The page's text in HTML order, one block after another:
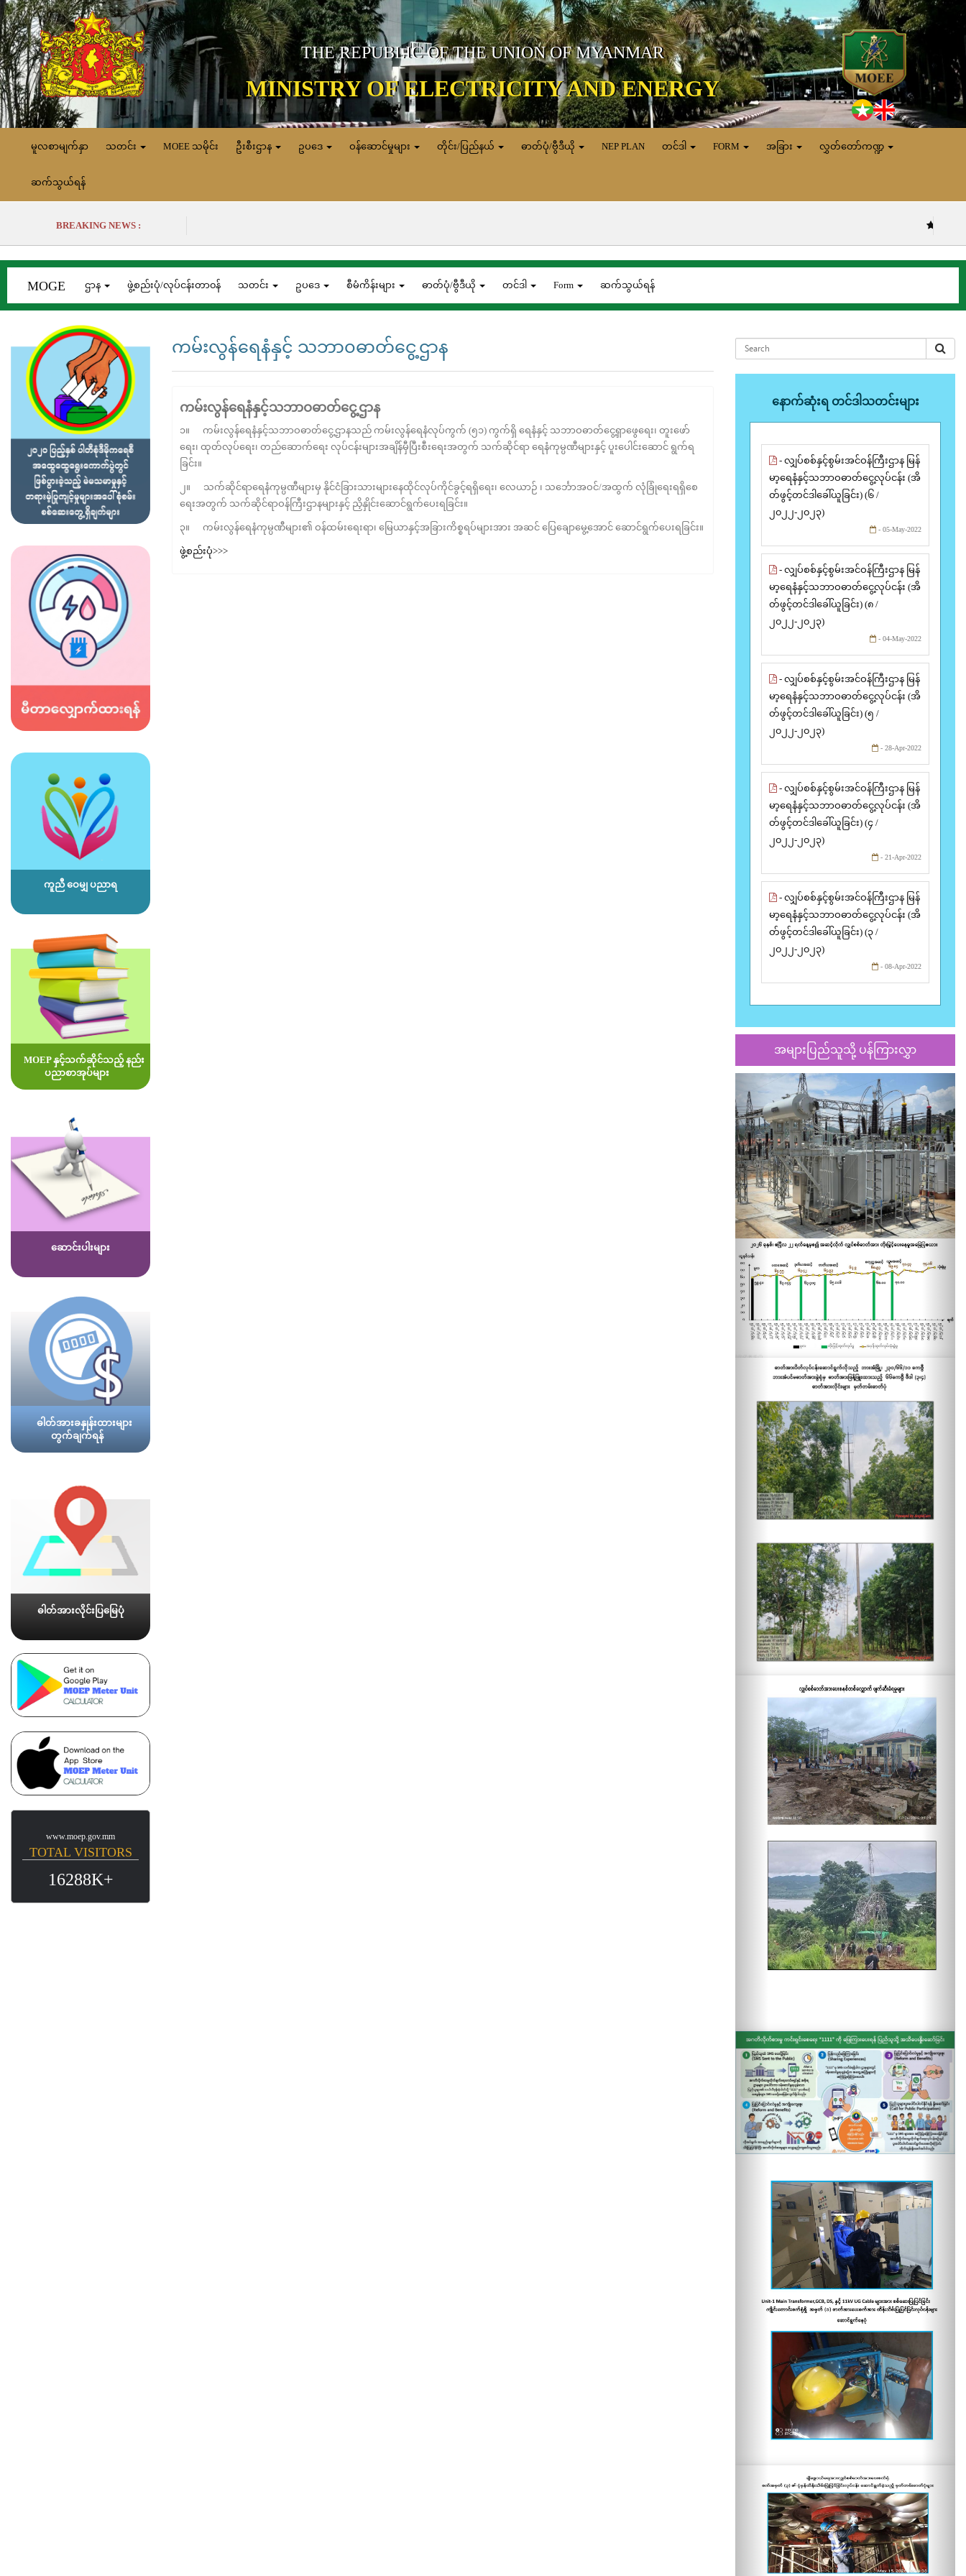
THE REPUBLIC OF THE UNION OF MYANMAR
MINISTRY OF ELECTRICITY AND ENERGY
မူလစာမျက်နှာ သတင်း MOEE သမိုင်း ဦးစီးဌာန ဥပဒေ ဝန်ဆောင်မှုများ တိုင်း/ပြည်နယ် ဓာတ်ပုံ/ဗွီဒီယို NEP PLAN တင်ဒါ FORM အခြား လွှတ်တော်ကဏ္ဍ
ဆက်သွယ်ရန်
BREAKING NEWS : (၅.၈.၂၀၂၆)
MOGE ဌာန ဖွဲ့စည်းပုံ/လုပ်ငန်းတာ၀န် သတင်း ဥပဒေ စီမံကိန်းများ ဓာတ်ပုံ/ဗွီဒီယို တင်ဒါ Form ဆက်သွယ်ရန်
ကူညီ ဝေမျှ ပညာရ
MOEP နှင့်သက်ဆိုင်သည့် နည်း
ပညာစာအုပ်များ
ဆောင်းပါးများ
ဓါတ်အားခနှုန်းထားများ
တွက်ချက်ရန်
ဓါတ်အားလိုင်းပြမြေပုံ
www.moep.gov.mm
TOTAL VISITORS
16288K+
ကမ်းလွန်ရေနံနှင့် သဘာ၀ဓာတ်ငွေ့ဌာန
ကမ်းလွန်ရေနံနှင့်သဘာဝဓာတ်ငွေ့ဌာန
၁။ ကမ်းလွန်ရေနံနှင့်သဘာဝဓာတ်ငွေ့ဌာနသည် ကမ်းလွန်ရေနံလုပ်ကွက် (၅၁) ကွက်ရှိ ရေနံနှင့် သဘာဝဓာတ်ငွေ့ရှာဖွေရေး၊ တူးဖော်
ရေး၊ ထုတ်လုပ်ရေး၊ တည်ဆောက်ရေး လုပ်ငန်းများအချိန်မှီပြီးစီးရေးအတွက် သက်ဆိုင်ရာ ရေနံကုမ္ပဏီများနှင့် ပူးပေါင်းဆောင် ရွက်ရ
ခြင်း။
၂။ သက်ဆိုင်ရာရေနံကုမ္ပဏီများမှ နိုင်ငံခြားသားများနေထိုင်လုပ်ကိုင်ခွင့်ရရှိရေး၊ လေယာဉ် ၊ သင်္ဘောအဝင်/အထွက် လုံခြုံရေးရရှိစေ
ရေးအတွက် သက်ဆိုင်ရာဝန်ကြီးဌာနများနှင့် ညှိနှိုင်းဆောင်ရွက်ပေးရခြင်း။
၃။ ကမ်းလွန်ရေနံကုမ္ပဏီများ၏ ဝန်ထမ်းရေးရာ၊ မြေယာနှင့်အခြားကိစ္စရပ်များအား အဆင် ပြေချောမွေ့အောင် ဆောင်ရွက်ပေးရခြင်း။
ဖွဲ့စည်းပုံ>>>
နောက်ဆုံးရ တင်ဒါသတင်းများ
- လျှပ်စစ်နှင့်စွမ်းအင်ဝန်ကြီးဌာန မြန်
မာ့ရေနံနှင့်သဘာဝဓာတ်ငွေ့လုပ်ငန်း (အိ
တ်ဖွင့်တင်ဒါခေါ်ယူခြင်း) (၆ /
၂၀၂၂-၂၀၂၃)
- 05-May-2022
- လျှပ်စစ်နှင့်စွမ်းအင်ဝန်ကြီးဌာန မြန်
မာ့ရေနံနှင့်သဘာဝဓာတ်ငွေ့လုပ်ငန်း (အိ
တ်ဖွင့်တင်ဒါခေါ်ယူခြင်း) (၈ /
၂၀၂၂-၂၀၂၃)
- 04-May-2022
- လျှပ်စစ်နှင့်စွမ်းအင်ဝန်ကြီးဌာန မြန်
မာ့ရေနံနှင့်သဘာဝဓာတ်ငွေ့လုပ်ငန်း (အိ
တ်ဖွင့်တင်ဒါခေါ်ယူခြင်း) (၅ /
၂၀၂၂-၂၀၂၃)
- 28-Apr-2022
- လျှပ်စစ်နှင့်စွမ်းအင်ဝန်ကြီးဌာန မြန်
မာ့ရေနံနှင့်သဘာဝဓာတ်ငွေ့လုပ်ငန်း (အိ
တ်ဖွင့်တင်ဒါခေါ်ယူခြင်း) (၄ /
၂၀၂၂-၂၀၂၃)
- 21-Apr-2022
- လျှပ်စစ်နှင့်စွမ်းအင်ဝန်ကြီးဌာန မြန်
မာ့ရေနံနှင့်သဘာဝဓာတ်ငွေ့လုပ်ငန်း (အိ
တ်ဖွင့်တင်ဒါခေါ်ယူခြင်း) (၃ /
၂၀၂၂-၂၀၂၃)
- 08-Apr-2022
အများပြည်သူသို့ ပန်ကြားလွှာ
Previous Next